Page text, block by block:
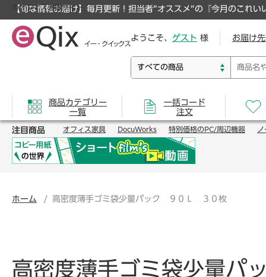
【旬な情報お届け】毎月更新！担当者”オススメ”の『今月のこれい
のオフィス通販サイト
ようこそ、 ゲスト 様 お届け
商品カテゴリー
一覧
一括コード
注文
注目商品 オフィス家具 DocuWorks 特別価格のPC/周辺機器 ノ
ホーム 高密度薄手ゴミ袋少量パック ９０Ｌ ３０枚
高密度薄手ゴミ袋少量